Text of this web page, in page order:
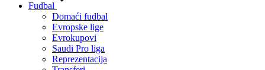
Fudbal
Domaći fudbal
Evropske lige
Evrokupovi
Saudi Pro liga
Reprezentacija